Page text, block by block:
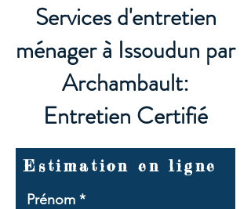
Services d'entretien
ménager à Issoudun par
Archambault:
Entretien Certifié
Estimation en ligne
Prénom